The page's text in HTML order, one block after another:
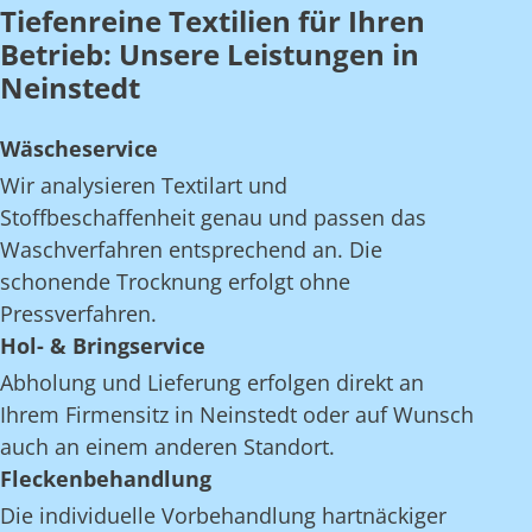
Tiefenreine Textilien für Ihren
Betrieb: Unsere Leistungen in
Neinstedt
Wäscheservice
Wir analysieren Textilart und
Stoffbeschaffenheit genau und passen das
Waschverfahren entsprechend an. Die
schonende Trocknung erfolgt ohne
Pressverfahren.
Hol- & Bringservice
Abholung und Lieferung erfolgen direkt an
Ihrem Firmensitz in Neinstedt oder auf Wunsch
auch an einem anderen Standort.
Fleckenbehandlung
Die individuelle Vorbehandlung hartnäckiger